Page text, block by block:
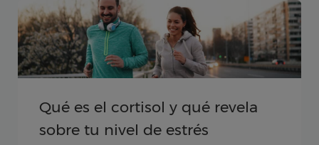
Qué es el cortisol y qué revela
sobre tu nivel de estrés